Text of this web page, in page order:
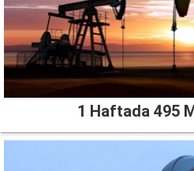
1 Haftada 495